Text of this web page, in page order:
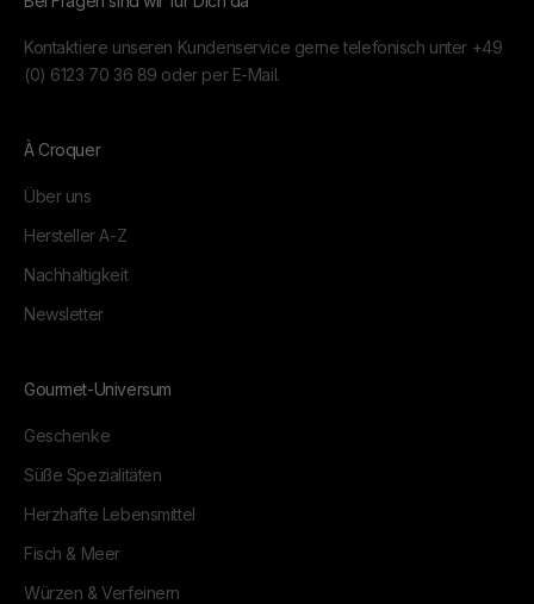
Kontaktiere unseren Kundenservice gerne telefonisch unter +49
(0) 6123 70 36 89 oder per E-Mail.
À Croquer
Über uns
Hersteller A-Z
Nachhaltigkeit
Newsletter
Gourmet-Universum
Geschenke
Süße Spezialitäten
Herzhafte Lebensmittel
Fisch & Meer
Würzen & Verfeinern